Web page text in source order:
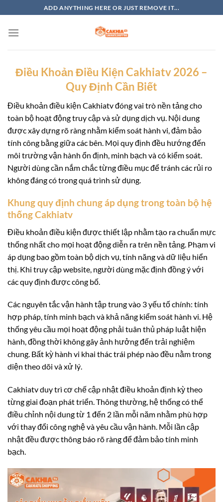
to
content
ADD ANYTHING HERE OR JUST REMOVE IT...
Điều Khoản Điều Kiện Cakhiatv 2026 –
Quy Định Cần Biết
Điều khoản điều kiện Cakhiatv đóng vai trò nền tảng cho
toàn bộ hoạt động truy cập và sử dụng dịch vụ. Nội dung
được xây dựng rõ ràng nhằm kiểm soát hành vi, đảm bảo
tính công bằng giữa các bên. Mọi quy định đều hướng đến
môi trường vận hành ổn định, minh bạch và có kiểm soát.
Người dùng cần nắm chắc từng điều mục để tránh các rủi ro
không đáng có trong quá trình sử dụng.
Khung quy định chung áp dụng trong toàn bộ hệ
thống Cakhiatv
Điều khoản điều kiện được thiết lập nhằm tạo ra chuẩn mực
thống nhất cho mọi hoạt động diễn ra trên nền tảng. Phạm vi
áp dụng bao gồm toàn bộ dịch vụ, tính năng và dữ liệu hiển
thị. Khi truy cập website, người dùng mặc định đồng ý với
các quy định được công bố.
Các nguyên tắc vận hành tập trung vào 3 yếu tố chính: tính
hợp pháp, tính minh bạch và khả năng kiểm soát hành vi. Hệ
thống yêu cầu mọi hoạt động phải tuân thủ pháp luật hiện
hành, đồng thời không gây ảnh hưởng đến trải nghiệm
chung. Bất kỳ hành vi khai thác trái phép nào đều nằm trong
diện theo dõi và xử lý.
Cakhiatv duy trì cơ chế cập nhật điều khoản định kỳ theo
từng giai đoạn phát triển. Thông thường, hệ thống có thể
điều chỉnh nội dung từ 1 đến 2 lần mỗi năm nhằm phù hợp
với thay đổi công nghệ và yêu cầu vận hành. Mỗi lần cập
nhật đều được thông báo rõ ràng để đảm bảo tính minh
bạch.